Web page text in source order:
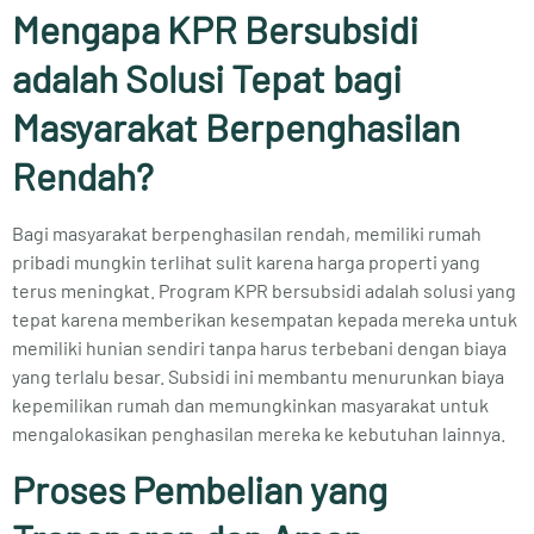
Mengapa KPR Bersubsidi
adalah Solusi Tepat bagi
Masyarakat Berpenghasilan
Rendah?
Bagi masyarakat berpenghasilan rendah, memiliki rumah
pribadi mungkin terlihat sulit karena harga properti yang
terus meningkat. Program KPR bersubsidi adalah solusi yang
tepat karena memberikan kesempatan kepada mereka untuk
memiliki hunian sendiri tanpa harus terbebani dengan biaya
yang terlalu besar. Subsidi ini membantu menurunkan biaya
kepemilikan rumah dan memungkinkan masyarakat untuk
mengalokasikan penghasilan mereka ke kebutuhan lainnya.
Proses Pembelian yang